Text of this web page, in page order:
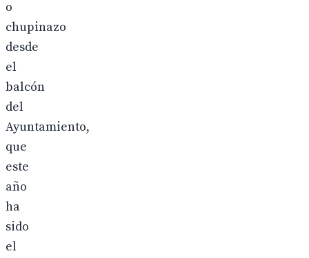
o
chupinazo
desde
el
balcón
del
Ayuntamiento,
que
este
año
ha
sido
el